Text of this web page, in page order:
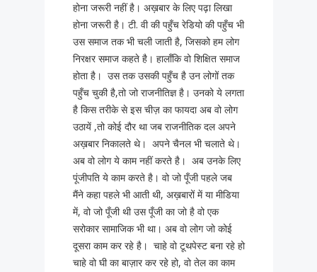
होना जरूरी नहीं है। अख़बार के लिए पढ़ा लिखा
होना जरूरी है। टी. वी की पहुँच रेडियो की पहुँच भी
उस समाज तक भी चली जाती है, जिसको हम लोग
निरक्षर समाज कहते है। हालाँकि वो शिक्षित समाज
होता है। उस तक उसकी पहुँच है उन लोगों तक
पहुँच चुकी है,तो जो राजनीतिज्ञ है। उनको ये लगता
है किस तरीके से इस चीज़ का फायदा अब वो लोग
उठायें ,तो कोई दौर था जब राजनीतिक दल अपने
अख़बार निकालते थे। अपने चैनल भी चलाते थे।
अब वो लोग ये काम नहीं करते है। अब उनके लिए
पूंजीपति ये काम करते है। वो जो पूँजी पहले जब
मैंने कहा पहले भी आती थी, अख़बारों में या मीडिया
में, वो जो पूँजी थी उस पूँजी का जो है वो एक
सरोकार सामाजिक भी था। अब वो लोग जो कोई
दूसरा काम कर रहे है। चाहे वो टूथपेस्ट बना रहे हो
चाहे वो घी का बाज़ार कर रहे हो, वो तेल का काम